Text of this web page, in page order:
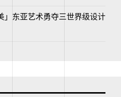
」东亚艺术勇夺三世界级设计